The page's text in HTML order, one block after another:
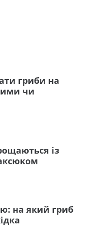
гриби на
чи
із
на який гриб